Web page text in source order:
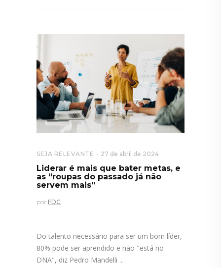
SEJA RELEVANTE 27 de abril de 2024
Liderar é mais que bater metas, e
as “roupas do passado já não
servem mais”
por FDC
Do talento necessário para ser um bom líder,
80% pode ser aprendido e não "está no
DNA", diz Pedro Mandelli